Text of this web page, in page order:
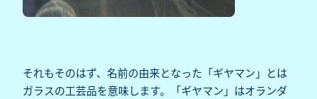
それもそのはず、名前の由来となった「ギヤマン」とは
ガラスの工芸品を意味します。「ギヤマン」はオランダ